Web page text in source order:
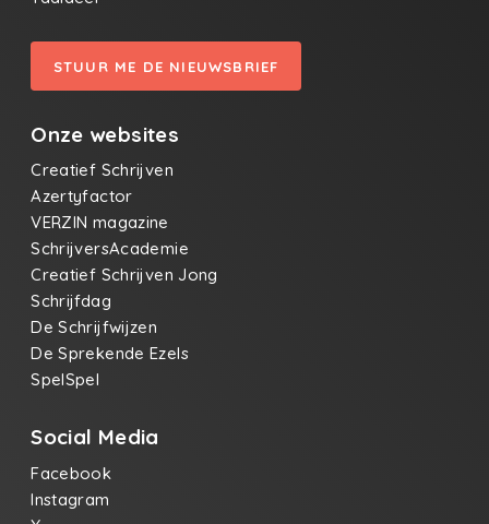
STUUR ME DE NIEUWSBRIEF
Onze websites
Creatief Schrijven
Azertyfactor
VERZIN magazine
SchrijversAcademie
Creatief Schrijven Jong
Schrijfdag
De Schrijfwijzen
De Sprekende Ezels
SpelSpel
Social Media
Facebook
Instagram